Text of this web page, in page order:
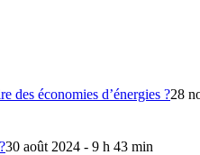
des économies d’énergies ?28
30 août 2024 - 9 h 43 min